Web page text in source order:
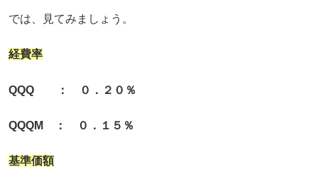
では、見てみましょう。
経費率
QQQ ： ０．２０％
QQQM ： ０．１５％
基準価額